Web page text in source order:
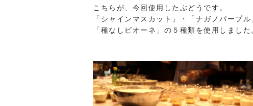
こちらが、今回使用したぶどうです。
「シャインマスカット」・「ナガノパープ
「種なしピオーネ」の５種類を使用しました